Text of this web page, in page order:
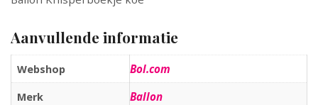
Aanvullende informatie
Webshop Bol.com
Merk Ballon